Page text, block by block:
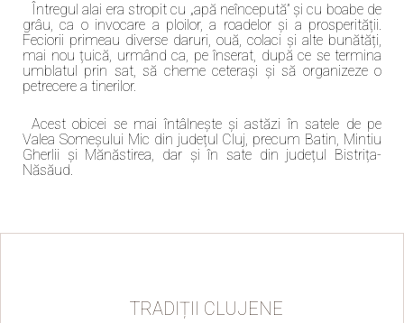
Întregul alai era stropit cu „apă neîncepută” și cu boabe de
grâu, ca o invocare a ploilor, a roadelor și a prosperității.
Feciorii primeau diverse daruri, ouă, colaci și alte bunătăți,
mai nou țuică, urmând ca, pe înserat, după ce se termina
umblatul prin sat, să cheme ceterași și să organizeze o
petrecere a tinerilor.
Acest obicei se mai întâlnește și astăzi în satele de pe
Valea Someșului Mic din județul Cluj, precum Batin, Mintiu
Gherlii și Mănăstirea, dar și în sate din județul Bistrița-
Năsăud.
TRADIȚII CLUJENE